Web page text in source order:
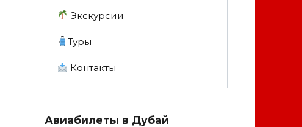
Экскурсии
Туры
Контакты
Авиабилеты в Дубай